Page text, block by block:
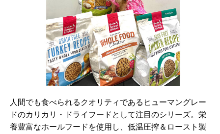
人間でも食べられるクオリティであるヒューマングレー
ドのカリカリ・ドライフードとして注目のシリーズ。栄
養豊富なホールフードを使用し、低温圧搾＆ロースト製